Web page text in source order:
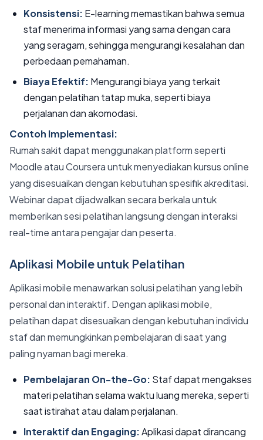
Konsistensi: E-learning memastikan bahwa semua
staf menerima informasi yang sama dengan cara
yang seragam, sehingga mengurangi kesalahan dan
perbedaan pemahaman.
Biaya Efektif: Mengurangi biaya yang terkait
dengan pelatihan tatap muka, seperti biaya
perjalanan dan akomodasi.
Contoh Implementasi:
Rumah sakit dapat menggunakan platform seperti
Moodle atau Coursera untuk menyediakan kursus online
yang disesuaikan dengan kebutuhan spesifik akreditasi.
Webinar dapat dijadwalkan secara berkala untuk
memberikan sesi pelatihan langsung dengan interaksi
real-time antara pengajar dan peserta.
Aplikasi Mobile untuk Pelatihan
Aplikasi mobile menawarkan solusi pelatihan yang lebih
personal dan interaktif. Dengan aplikasi mobile,
pelatihan dapat disesuaikan dengan kebutuhan individu
staf dan memungkinkan pembelajaran di saat yang
paling nyaman bagi mereka.
Pembelajaran On-the-Go: Staf dapat mengakses
materi pelatihan selama waktu luang mereka, seperti
saat istirahat atau dalam perjalanan.
Interaktif dan Engaging:Aplikasi dapat dirancang